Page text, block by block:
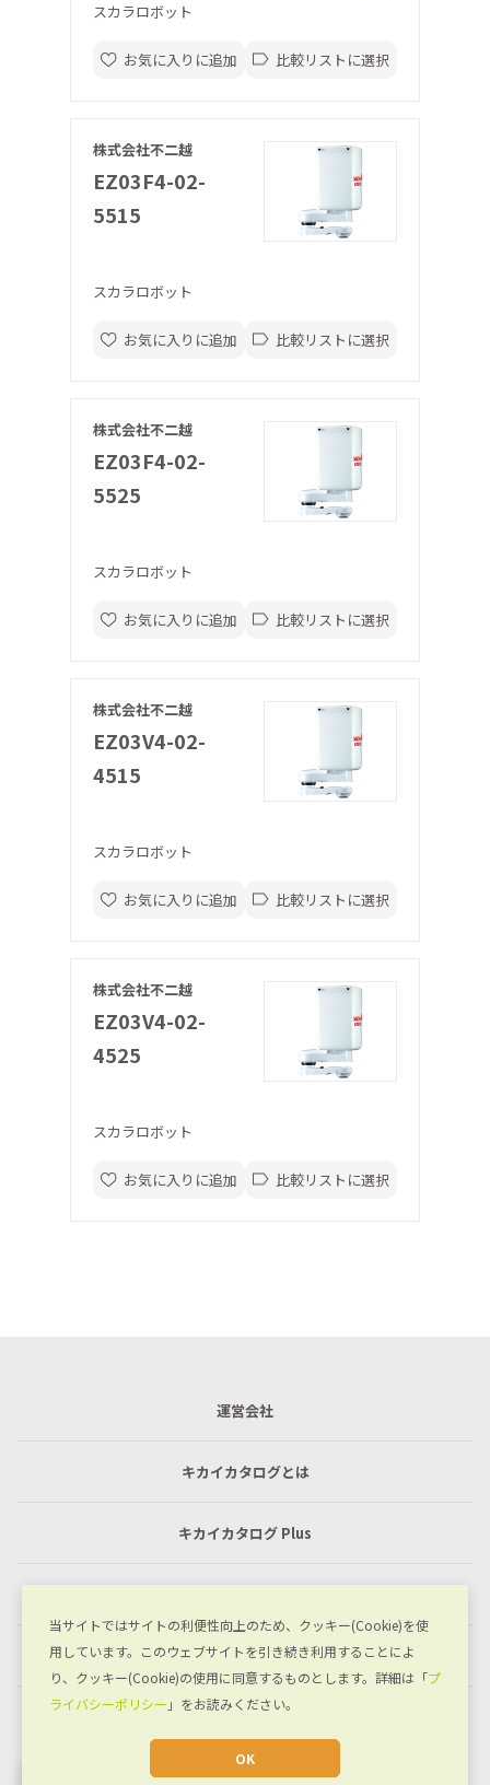
スカラロボット
お気に入りに追加 比較リストに選択
株式会社不二越
EZ03F4-02-
5515
スカラロボット
お気に入りに追加 比較リストに選択
株式会社不二越
EZ03F4-02-
5525
スカラロボット
お気に入りに追加 比較リストに選択
株式会社不二越
EZ03V4-02-
4515
スカラロボット
お気に入りに追加 比較リストに選択
株式会社不二越
EZ03V4-02-
4525
スカラロボット
お気に入りに追加 比較リストに選択
運営会社
キカイカタログとは
キカイカタログ Plus
プライバシーポリシー
お問い合わせ
当サイトではサイトの利便性向上のため、クッキー(Cookie)を使
用しています。このウェブサイトを引き続き利用することによ
り、クッキー(Cookie)の使用に同意するものとします。詳細は「プ
ライバシーポリシー 」をお読みください。
OK